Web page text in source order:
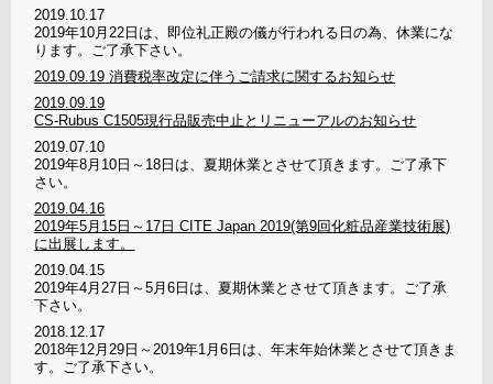
2019.10.17
2019年10月22日は、即位礼正殿の儀が行われる日の為、休業にな
ります。ご了承下さい。
2019.09.19 消費税率改定に伴うご請求に関するお知らせ
2019.09.19
CS-Rubus C1505現行品販売中止とリニューアルのお知らせ
2019.07.10
2019年8月10日～18日は、夏期休業とさせて頂きます。ご了承下
さい。
2019.04.16
2019年5月15日～17日 CITE Japan 2019(第9回化粧品産業技術展)
に出展します。
2019.04.15
2019年4月27日～5月6日は、夏期休業とさせて頂きます。ご了承
下さい。
2018.12.17
2018年12月29日～2019年1月6日は、年末年始休業とさせて頂きま
す。ご了承下さい。